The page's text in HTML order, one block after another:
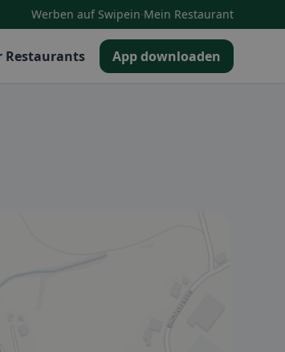
Werben auf Swipein·Mein Restaurant
Restaurants App downloaden